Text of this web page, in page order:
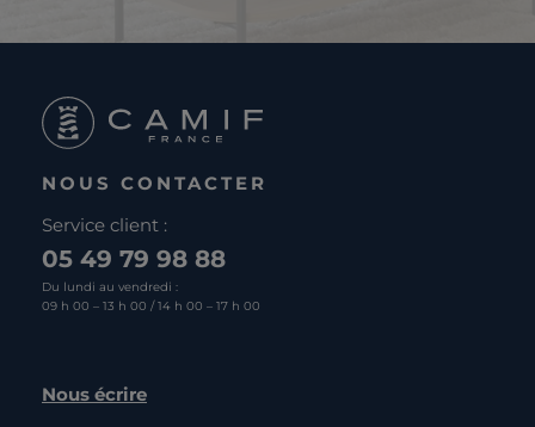
NOUS CONTACTER
Service client :
05 49 79 98 88
Du lundi au vendredi :
09 h 00 – 13 h 00 / 14 h 00 – 17 h 00
Nous écrire